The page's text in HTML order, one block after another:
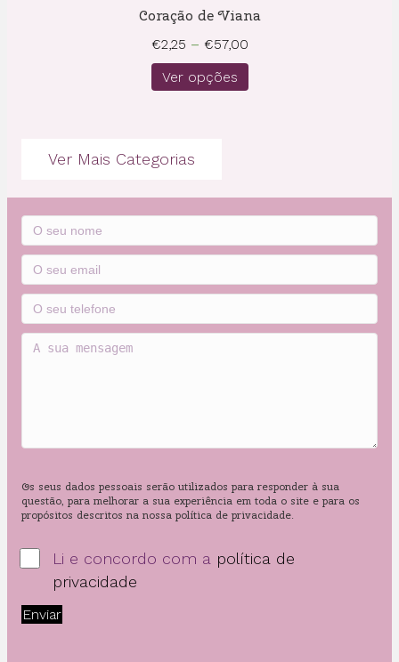
Coração de Viana
€2,25 – €57,00Price
range:
Ver opções
Ver Mais Categorias
Os seus dados pessoais serão utilizados para responder à sua
questão, para melhorar a sua experiência em toda o site e para os
propósitos descritos na nossa política de privacidade.
Li e concordo com a política de
privacidade
Enviar